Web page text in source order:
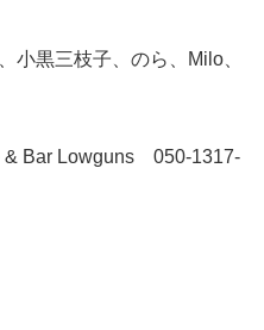
小黒三枝子、のら、Milo、
& Bar Lowguns 050-1317-